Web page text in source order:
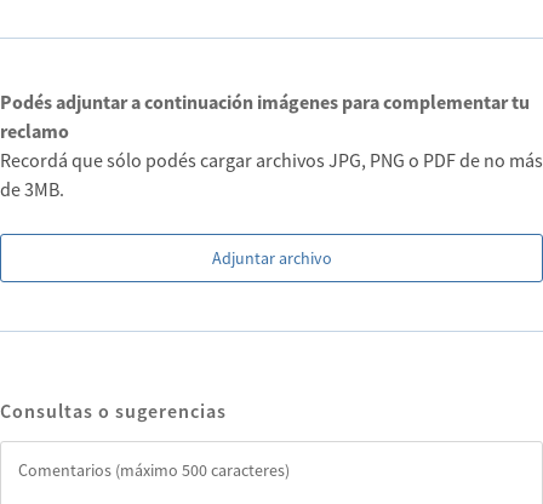
Podés adjuntar a continuación imágenes para complementar tu
reclamo
Recordá que sólo podés cargar archivos JPG, PNG o PDF de no más
de 3MB.
Adjuntar archivo
Consultas o sugerencias